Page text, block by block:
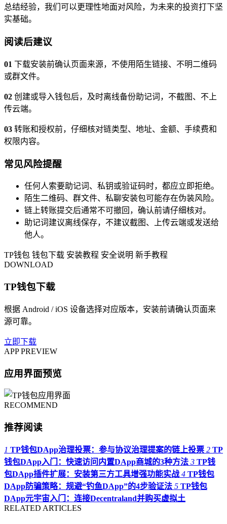
总结经验，我们可以更理性地面对风险，为未来的投资打下坚
实基础。
阅读后建议
01 下载安装前确认页面来源，不使用陌生链接、不明二维码
或群文件。
02 创建或导入钱包后，及时离线备份助记词，不截图、不上
传云端。
03 转账和授权前，仔细核对链类型、地址、金额、手续费和
权限内容。
常见风险提醒
任何人索要助记词、私钥或验证码时，都应立即拒绝。
陌生二维码、群文件、私聊安装包可能存在伪装风险。
链上转账提交后通常不可撤回，确认前请仔细核对。
助记词建议离线保存，不建议截图、上传云端或发送给
他人。
TP钱包 钱包下载 安装教程 安全说明 新手教程
DOWNLOAD
TP钱包下载
根据 Android / iOS 设备选择对应版本，安装前请确认页面来
源可靠。
立即下载
APP PREVIEW
应用界面预览
RECOMMEND
推荐阅读
1 TP钱包DApp治理投票：参与协议治理提案的链上投票 2 TP
钱包DApp入门：快速访问内置DApp商城的3种方法 3 TP钱
包DApp插件扩展：安装第三方工具增强功能实战 4 TP钱包
DApp防骗策略：规避“钓鱼DApp”的4步验证法 5 TP钱包
DApp元宇宙入门：连接Decentraland并购买虚拟土
RELATED ARTICLES